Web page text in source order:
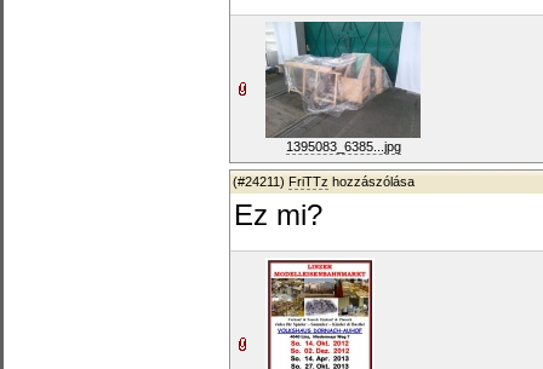
1395083_6385...jpg
(#24211) FriTTz hozzászólása
Ez mi?